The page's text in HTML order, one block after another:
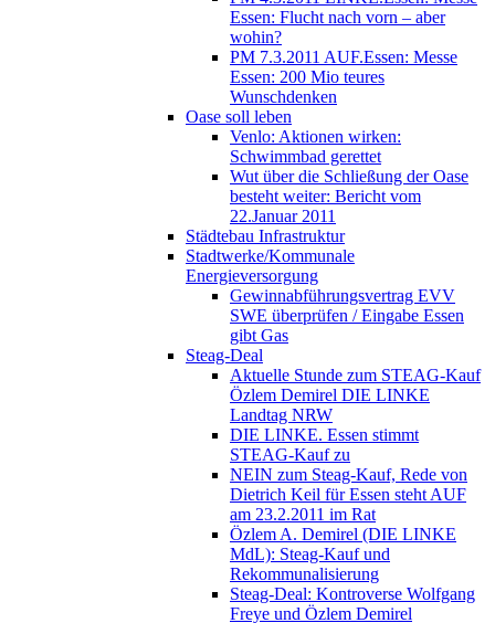
Essen: Flucht nach vorn – aber
wohin?
PM 7.3.2011 AUF.Essen: Messe
Essen: 200 Mio teures
Wunschdenken
Oase soll leben
Venlo: Aktionen wirken:
Schwimmbad gerettet
Wut über die Schließung der Oase
besteht weiter: Bericht vom
22.Januar 2011
Städtebau Infrastruktur
Stadtwerke/Kommunale
Energieversorgung
Gewinnabführungsvertrag EVV
SWE überprüfen / Eingabe Essen
gibt Gas
Steag-Deal
Aktuelle Stunde zum STEAG-Kauf
Özlem Demirel DIE LINKE
Landtag NRW
DIE LINKE. Essen stimmt
STEAG-Kauf zu
NEIN zum Steag-Kauf, Rede von
Dietrich Keil für Essen steht AUF
am 23.2.2011 im Rat
Özlem A. Demirel (DIE LINKE
MdL): Steag-Kauf und
Rekommunalisierung
Steag-Deal: Kontroverse Wolfgang
Freye und Özlem Demirel